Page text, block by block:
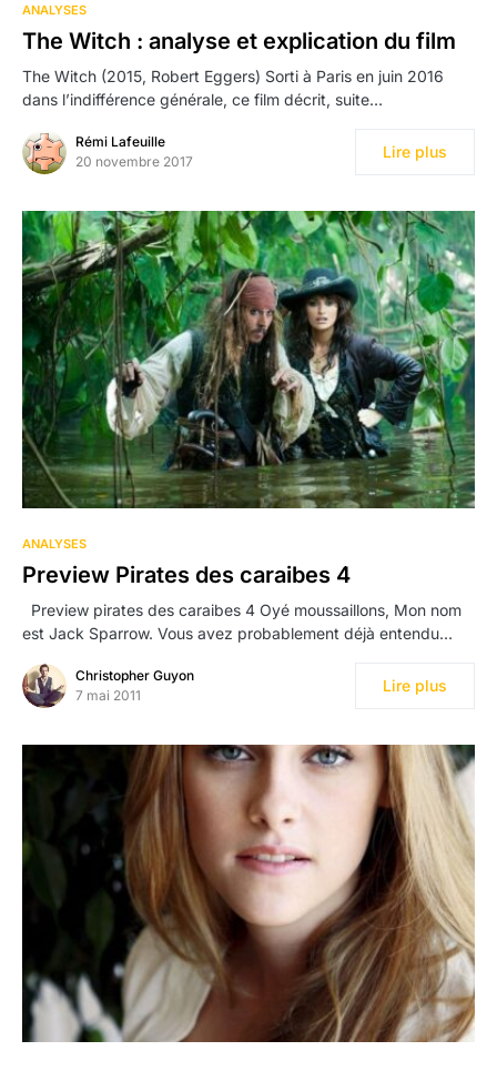
ANALYSES
The Witch : analyse et explication du film
The Witch (2015, Robert Eggers) Sorti à Paris en juin 2016
dans l’indifférence générale, ce film décrit, suite…
Rémi Lafeuille
20 novembre 2017
Lire plus
ANALYSES
Preview Pirates des caraibes 4
Preview pirates des caraibes 4 Oyé moussaillons, Mon nom
est Jack Sparrow. Vous avez probablement déjà entendu…
Christopher Guyon
7 mai 2011
Lire plus